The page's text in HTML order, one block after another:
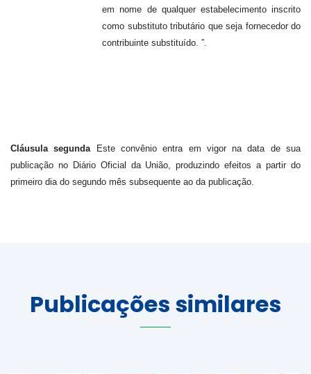
em nome de qualquer estabelecimento inscrito
como substituto tributário que seja fornecedor do
contribuinte substituído. ”.
Cláusula segunda
Este convênio entra em vigor na data de sua
publicação no Diário Oficial da União, produzindo efeitos a partir do
primeiro dia do segundo mês subsequente ao da publicação.
Publicações similares